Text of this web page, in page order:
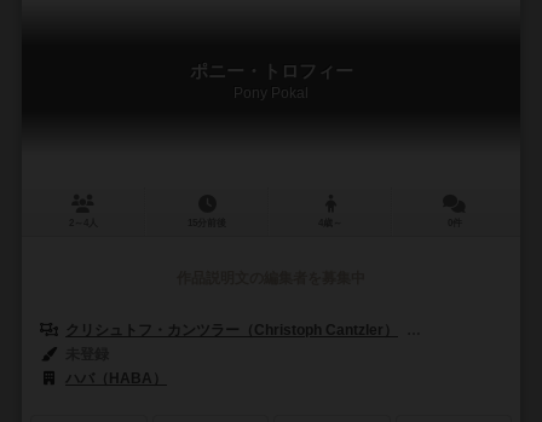
ポニー・トロフィー
Pony Pokal
クリシュトフ・カンツラー（Christoph Cantzler）
ハバ（HABA）